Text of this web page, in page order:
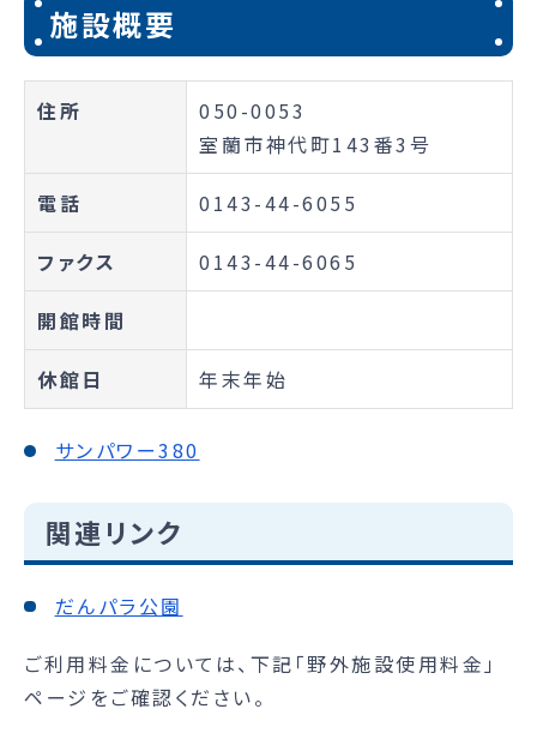
施設概要
住所
050-0053
室蘭市神代町143番3号
電話 0143-44-6055
ファクス 0143-44-6065
開館時間
休館日 年末年始
サンパワー380
関連リンク
だんパラ公園
ご利用料金については、下記「野外施設使用料金」
ページをご確認ください。